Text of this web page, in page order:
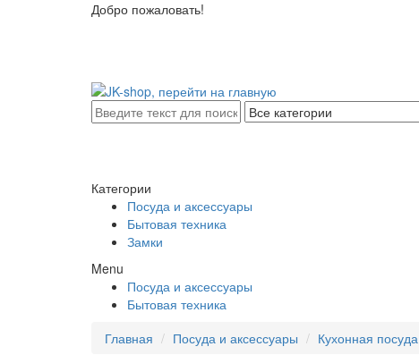
Добро пожаловать!
Категории
Посуда и аксессуары
Бытовая техника
Замки
Menu
Посуда и аксессуары
Бытовая техника
Главная
Посуда и аксессуары Кухонная посуда